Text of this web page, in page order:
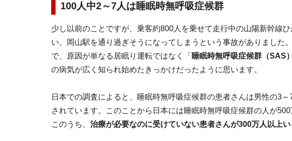
100人中2～7人は睡眠時無呼吸症候群
少し以前のことですが、乗客約800人を乗せて走行中の山陽新幹線
い、岡山駅を通り過ぎそうになってしまうという事故がありました
で、原因が単なる居眠り運転ではなく「 睡眠時無呼吸症候群（SAS）
の病気が広く知られ始めたきっかけだったように思います。
日本での調査によると、睡眠時無呼吸症候群の患者さんは男性の3
されています。このことから日本には睡眠時無呼吸症候群の人が
このうち、 治療が必要なのに受けていない患者さんが300万人以上い